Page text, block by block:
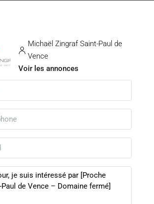
Michaël Zingraf Saint-Paul de
Vence
Voir les annonces